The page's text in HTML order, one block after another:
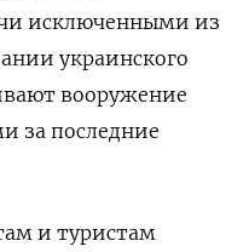
исключенными из
украинского
вооружение
за последние
и туристам